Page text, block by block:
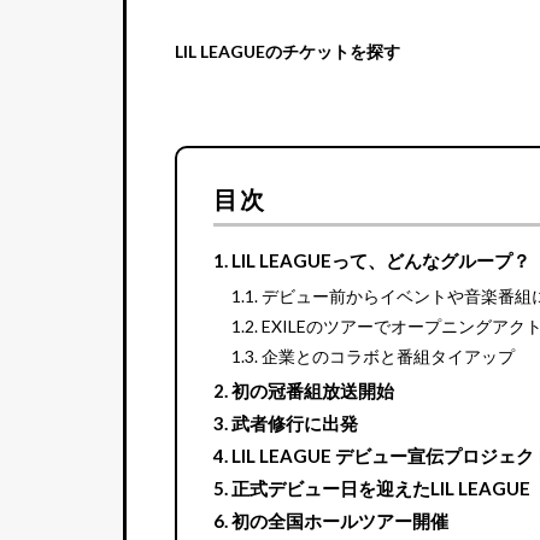
LIL LEAGUEのチケットを探す
目次
LIL LEAGUEって、どんなグループ？
デビュー前からイベントや音楽番組
EXILEのツアーでオープニングアクト
企業とのコラボと番組タイアップ
初の冠番組放送開始
武者修行に出発
LIL LEAGUE デビュー宣伝プロジェク
正式デビュー日を迎えたLIL LEAGUE
初の全国ホールツアー開催